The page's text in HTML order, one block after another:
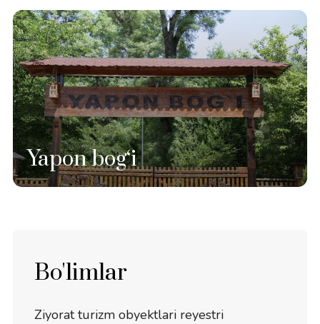
Yapon bog‘i
Bo'limlar
Ziyorat turizm obyektlari reyestri